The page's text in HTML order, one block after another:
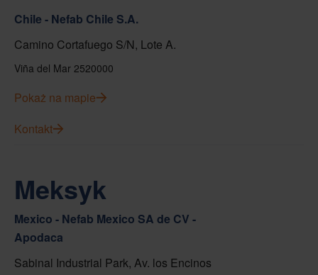
Chile - Nefab Chile S.A.
Camino Cortafuego S/N, Lote A.
Viña del Mar 2520000
Pokaż na mapie
Kontakt
Meksyk
Mexico - Nefab Mexico SA de CV -
Apodaca
Sabinal Industrial Park, Av. los Encinos